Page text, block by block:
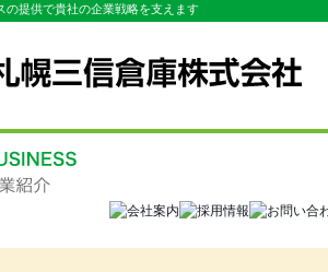
の提供で貴社の企業戦略を支えます